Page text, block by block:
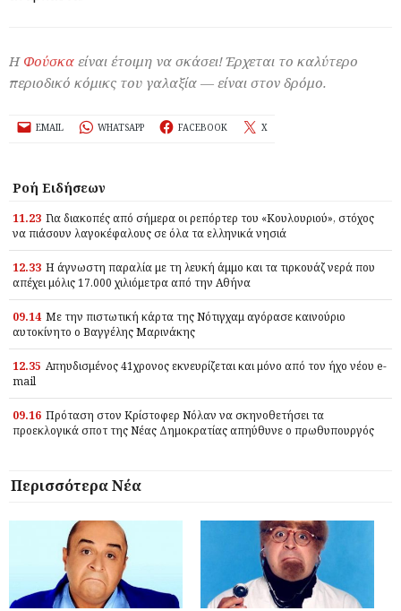
Η Φούσκα είναι έτοιμη να σκάσει! Έρχεται το καλύτερο
περιοδικό κόμικς του γαλαξία — είναι στον δρόμο.
EMAIL WHATSAPP FACEBOOK X
Ροή Ειδήσεων
11.23 Για διακοπές από σήμερα οι ρεπόρτερ του «Κουλουριού», στόχος
να πιάσουν λαγοκέφαλους σε όλα τα ελληνικά νησιά
12.33 Η άγνωστη παραλία με τη λευκή άμμο και τα τιρκουάζ νερά που
απέχει μόλις 17.000 χιλιόμετρα από την Αθήνα
09.14 Με την πιστωτική κάρτα της Νότιγχαμ αγόρασε καινούριο
αυτοκίνητο ο Βαγγέλης Μαρινάκης
12.35 Απηυδισμένος 41χρονος εκνευρίζεται και μόνο από τον ήχο νέου e-
mail
09.16 Πρόταση στον Κρίστοφερ Νόλαν να σκηνοθετήσει τα
προεκλογικά σποτ της Νέας Δημοκρατίας απηύθυνε ο πρωθυπουργός
Περισσότερα Νέα